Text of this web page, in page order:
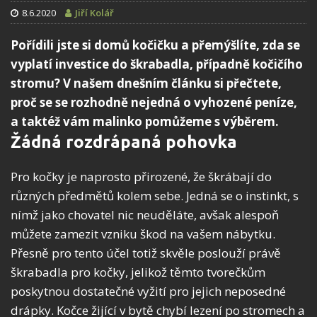
8.6.2020 Jiří Kolář
Pořídili jste si domů kočičku a přemýšlíte, zda se
vyplatí investice do škrabadla, případně kočičího
stromu? V našem dnešním článku si přečtete,
proč se se rozhodně nejedná o vyhozené peníze,
a taktéž vám malinko pomůžeme s výběrem.
Žádná rozdrápaná pohovka
Pro kočky je naprosto přirozené, že škrábají do
různých předmětů kolem sebe. Jedná se o instinkt, s
nímž jako chovatel nic neuděláte, avšak alespoň
můžete zamezit vzniku škod na vašem nábytku.
Přesně pro tento účel totiž skvěle poslouží právě
škrabadla pro kočky, jelikož těmto tvorečkům
poskytnou dostatečné vyžití pro jejich neposedné
drápky. Kočce žijící v bytě chybí lezení po stromech a